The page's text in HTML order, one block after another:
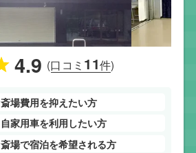
4.9 (口コミ 11件)
斎場費用を抑えたい方
自家用車を利用したい方
斎場で宿泊を希望される方